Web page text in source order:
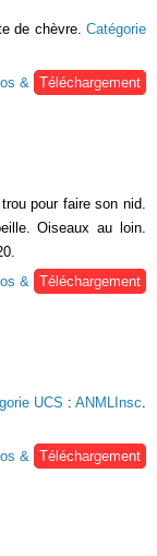
de chèvre. Catégorie
&
Téléchargement
pour faire son nid.
Oiseaux au loin.
&
Téléchargement
UCS : ANMLInsc
&
Téléchargement